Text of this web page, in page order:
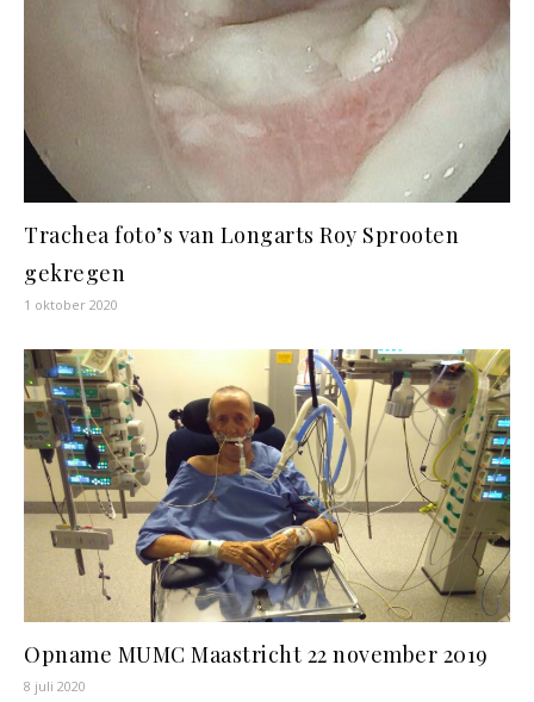
Trachea foto’s van Longarts Roy Sprooten
gekregen
1 oktober 2020
Opname MUMC Maastricht 22 november 2019
8 juli 2020